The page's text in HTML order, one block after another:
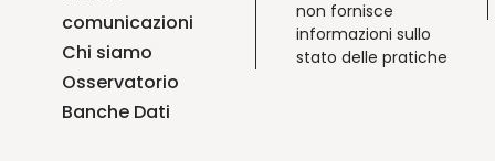
comunicazioni
Chi siamo
Osservatorio
Banche Dati
non fornisce
informazioni sullo
stato delle pratiche